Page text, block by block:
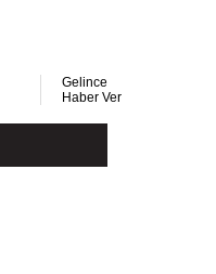
Gelince
Haber Ver